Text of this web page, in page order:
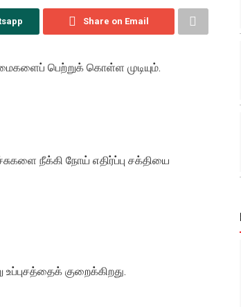
Share on Email
பெற்றுக் கொள்ள முடியும்.
நீக்கி நோய் எதிர்ப்பு சக்தியை
குறைக்கிறது.